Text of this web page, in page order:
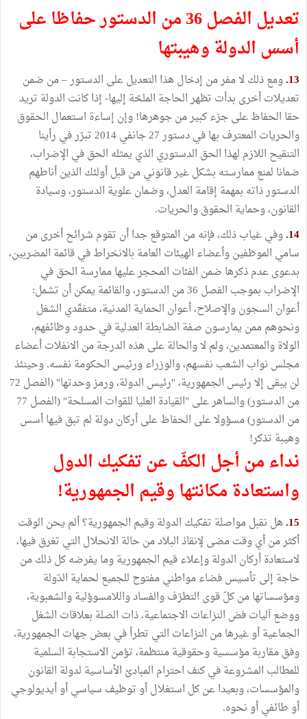
تعديل الفصل 36 من الدستور حفاظا على
أسس الدولة وهيبتها
13. ومع ذلك لا مفر من إدخال هذا التعديل على الدستور – من ضمن
تعديلات أخرى بدأت تظهر الحاجة الملحّة إليها- إذا كانت الدولة تريد
حقا الحفاظ على جزء كبير من جوهرها! وإن إساءة استعمال الحقوق
والحريات المعترف بها في دستور 27 جانفي 2014 تبرّر في رأينا
التنقيح اللازم لهذا الحق الدستوري الذي يمثله الحق في الإضراب،
ضمانا لمنع ممارسته بشكل غير قانوني من قبل أولئك الذين أناطهم
الدستور ذاته بمهمة إقامة العدل، وضمان علوية الدستور، وسيادة
القانون، وحماية الحقوق والحريات.
14. وفي غياب ذلك، فإنه من المتوقع جدا أن تقوم شرائح أخرى من
سامي الموظفين وأعضاء الهيئات العامة بالانخراط في قائمة المضربين،
بدعوى عدم ذكرها ضمن الفئات المحجر عليها ممارسة الحق في
الإضراب بموجب الفصل 36 من الدستور، والقائمة يمكن أن تشمل:
أعوان السجون والإصلاح، أعوان الحماية المدنية، متفقّدي الشغل
ونحوهم ممن يمارسون صفة الضابطة العدلية في حدود وظائفهم،
الولاة والمعتمدين، ولم لا والحالة على هذه الدرجة من الانفلات أعضاء
مجلس نواب الشعب نفسهم، والوزراء ورئيس الحكومة نفسه. وحينئذ
لن يبقى إلا رئيس الجمهورية، "رئيس الدولة، ورمز وحدتها" (الفصل 72
من الدستور) والساهر على "القيادة العليا للقوات المسلحة" (الفصل 77
من الدستور) مسؤولا على الحفاظ على أركان دولة لم تبق فيها أسس
وهيبة تذكر!
نداء من أجل الكفّ عن تفكيك الدول
واستعادة مكانتها وقيم الجمهورية!
15. هل نقبل مواصلة تفكيك الدولة وقيم الجمهورية؟ ألم يحن الوقت
أكثر من أي وقت مضى لإنقاذ البلاد من حالة الانحلال التي تغرق فيها،
لاستعادة أركان الدولة وإعلاء قيم الجمهورية وما يفرضه كل ذلك من
حاجة إلى تأسيس فضاء مواطني مفتوح للجميع لحماية الدّولة
ومؤسساتها من كلّ قوى التطرّف والفساد واللامسوؤلية والشعبوية،
ووضع آليات فض النزاعات الاجتماعية، ذات الصلة بعلاقات الشغل
الجماعية أو غيرها من النزاعات التي تطرأ في بعض جهات الجمهورية،
وفق مقاربة مؤسسية وحقوقية منتظمة، تؤمن الاستجابة السلمية
للمطالب المشروعة في كنف احترام المبادئ الأساسية لدولة القانون
والمؤسسات، وبعيدا عن كل استغلال أو توظيف سياسي أو أيديولوجي
أو طائفي أو نحوه.